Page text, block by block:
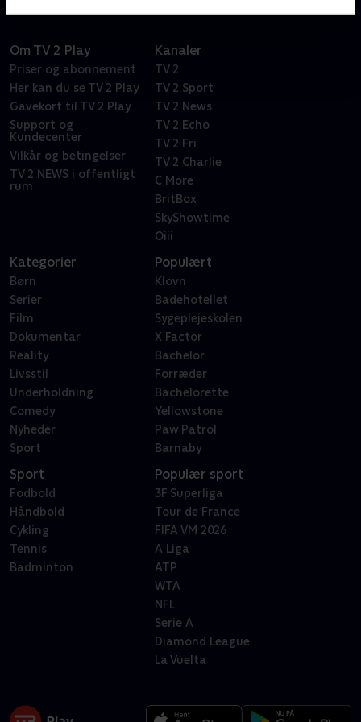
Om TV 2 Play
Priser og abonnement
Her kan du se TV 2 Play
Gavekort til TV 2 Play
Support og
Kundecenter
Vilkår og betingelser
TV 2 NEWS i offentligt
rum
Kanaler
TV 2
TV 2 Sport
TV 2 News
TV 2 Echo
TV 2 Fri
TV 2 Charlie
C More
BritBox
SkyShowtime
Oiii
Kategorier
Børn
Serier
Film
Dokumentar
Reality
Livsstil
Underholdning
Comedy
Nyheder
Sport
Populært
Klovn
Badehotellet
Sygeplejeskolen
X Factor
Bachelor
Forræder
Bachelorette
Yellowstone
Paw Patrol
Barnaby
Sport
Fodbold
Håndbold
Cykling
Tennis
Badminton
Populær sport
3F Superliga
Tour de France
FIFA VM 2026
A Liga
ATP
WTA
NFL
Serie A
Diamond League
La Vuelta